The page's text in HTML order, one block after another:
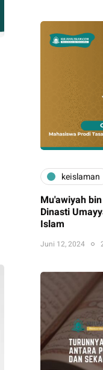
keislaman
Mu'awiyah
Dinasti
Islam
Juni 12, 2024